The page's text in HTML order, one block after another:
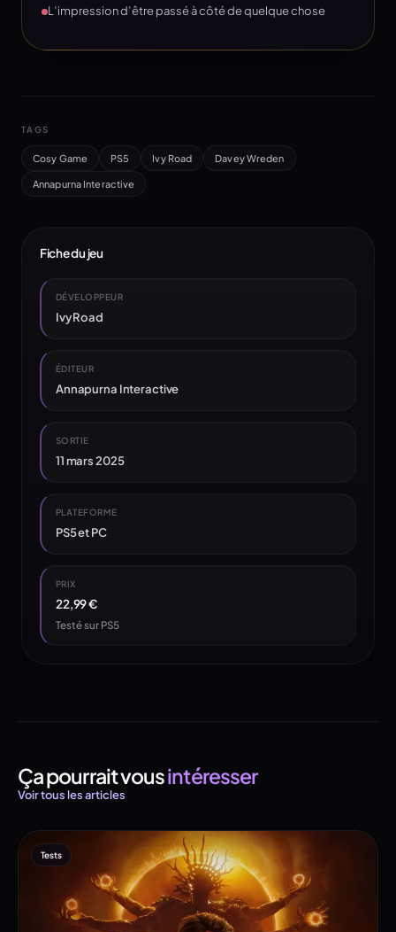
L’impression d’être passé à côté de quelque chose
TAGS
Cosy Game PS5 Ivy Road Davey Wreden
Annapurna Interactive
Fiche du jeu
DÉVELOPPEUR
Ivy Road
ÉDITEUR
Annapurna Interactive
SORTIE
11 mars 2025
PLATEFORME
PS5 et PC
PRIX
22,99 €
Testé sur PS5
Ça pourrait vousintéresser
Voir tous les articles
Tests